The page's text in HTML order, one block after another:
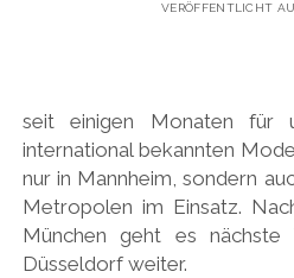
VERÖFFENTLICHT
seit einigen Monaten für
international bekannten
nur in Mannheim, sondern
Metropolen im Einsatz.
München geht es
Düsseldorf weiter.